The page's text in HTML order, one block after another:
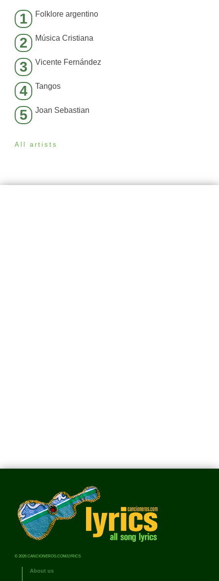
1 Folklore argentino
2 Música Cristiana
3 Vicente Fernández
4 Tangos
5 Joan Sebastian
All artists
© 2026 CANCIONEROS.COM/LYRICS
About us